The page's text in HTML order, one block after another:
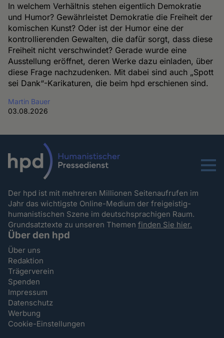
In welchem Verhältnis stehen eigentlich Demokratie
und Humor? Gewährleistet Demokratie die Freiheit der
komischen Kunst? Oder ist der Humor eine der
kontrollierenden Gewalten, die dafür sorgt, dass diese
Freiheit nicht verschwindet? Gerade wurde eine
Ausstellung eröffnet, deren Werke dazu einladen, über
diese Frage nachzudenken. Mit dabei sind auch „Spott
sei Dank“-Karikaturen, die beim hpd erschienen sind.
Martin Bauer
03.08.2026
Menu
Der hpd ist mit mehreren Millionen Seitenaufrufen im
Jahr das wichtigste Online-Medium der freigeistig-
humanistischen Szene im deutschsprachigen Raum.
Grundsatztexte zu unseren Themenfinden Sie hier.
Über den hpd
Über uns
Redaktion
Trägerverein
Spenden
Impressum
Datenschutz
Werbung
Cookie-Einstellungen